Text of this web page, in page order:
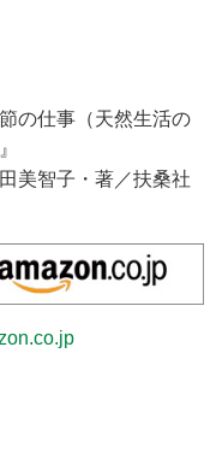
節の仕事（天然生活の
田美智子・著／扶桑社